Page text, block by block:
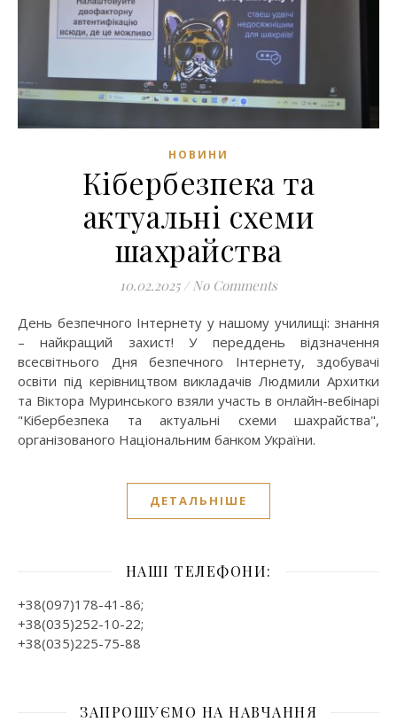
НОВИНИ
Кібербезпека та
актуальні схеми
шахрайства
10.02.2025 / No Comments
День безпечного Інтернету у нашому училищі: знання
– найкращий захист! У переддень відзначення
всесвітнього Дня безпечного Інтернету, здобувачі
освіти під керівництвом викладачів Людмили Архитки
та Віктора Муринського взяли участь в онлайн-вебінарі
"Кібербезпека та актуальні схеми шахрайства",
організованого Національним банком України.
ДЕТАЛЬНІШЕ
НАШІ ТЕЛЕФОНИ:
+38(097)178-41-86;
+38(035)252-10-22;
+38(035)225-75-88
ЗАПРОШУЄМО НА НАВЧАННЯ